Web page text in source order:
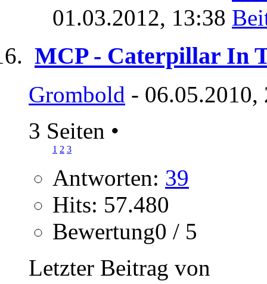
01.03.2012, 13:38
MCP - Caterpillar In
Grombold - 06.05.2010,
3 Seiten •
1 2 3
Antworten: 39
Hits: 57.480
Bewertung0 / 5
Letzter Beitrag von